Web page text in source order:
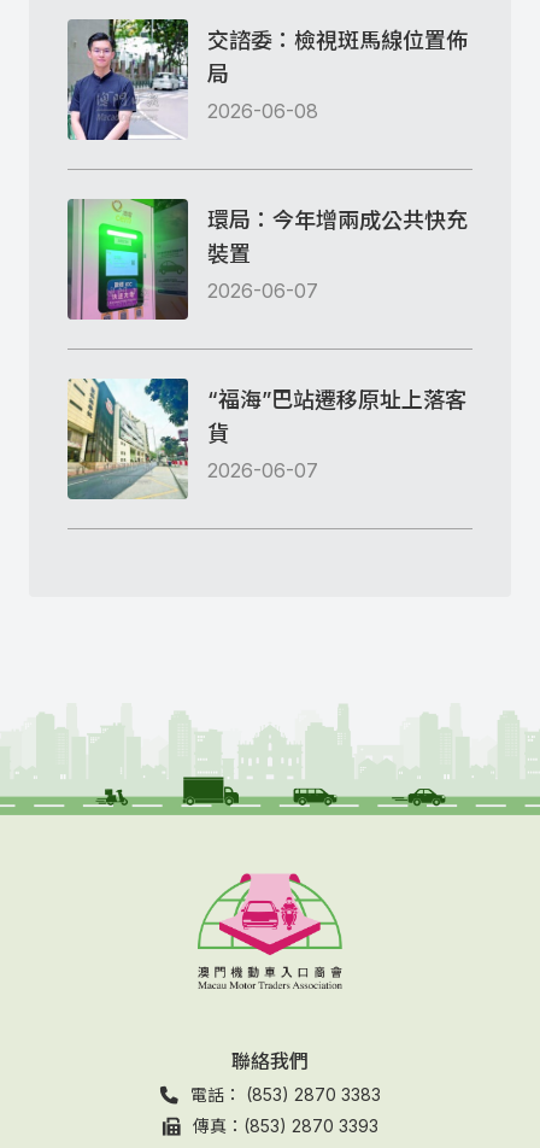
交諮委：檢視斑馬線位置佈
局
2026-06-08
環局：今年增兩成公共快充
裝置
2026-06-07
“福海”巴站遷移原址上落客
貨
2026-06-07
聯絡我們
電話： (853) 2870 3383
傳真：(853) 2870 3393